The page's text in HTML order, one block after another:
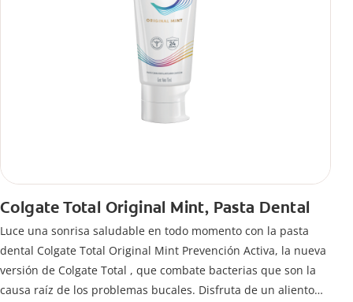
Colgate Total Original Mint, Pasta Dental
Luce una sonrisa saludable en todo momento con la pasta
dental Colgate Total Original Mint Prevención Activa, la nueva
versión de Colgate Total , que combate bacterias que son la
causa raíz de los problemas bucales. Disfruta de un aliento